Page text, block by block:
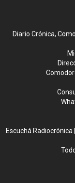
Diario Crónica,
Escuchá Radiocrónica